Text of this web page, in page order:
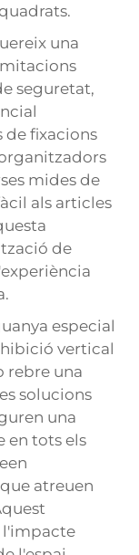
una
seguretat,
de fixacions
mides de
als articles
de
especial
vertical
rebre una
solucions
una
en tots els
atreuen
l'impacte